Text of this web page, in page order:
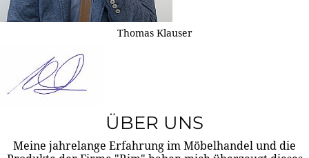
Thomas Klauser
ÜBER UNS
Meine jahrelange Erfahrung im Möbelhandel und die